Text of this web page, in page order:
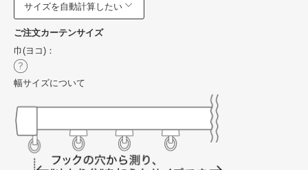
サイズを自動計算したい
ご注文カーテンサイズ
巾(ヨコ)：
幅サイズについて